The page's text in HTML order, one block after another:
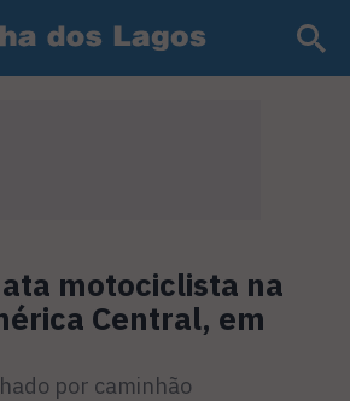
motociclista na
Central, em
por caminhão